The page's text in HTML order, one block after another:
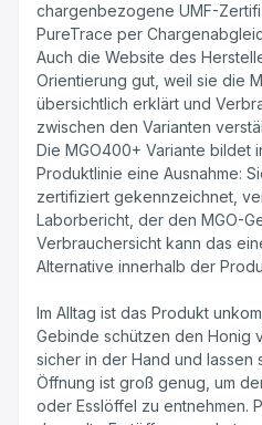
chargenbezogene UMF-
PureTrace per
Auch die Website des
Orientierung gut, weil sie die
übersichtlich erklärt und
zwischen den Varianten
Die MGO400+ Variante bildet
Produktlinie eine Ausnahme:
zertifiziert gekennzeichnet,
Laborbericht, der den MGO-
Verbrauchersicht kann das
Alternative innerhalb der
Im Alltag ist das Produkt
Gebinde schützen den Honig
sicher in der Hand und lassen
Öffnung ist groß genug, um
oder Esslöffel zu entnehmen.